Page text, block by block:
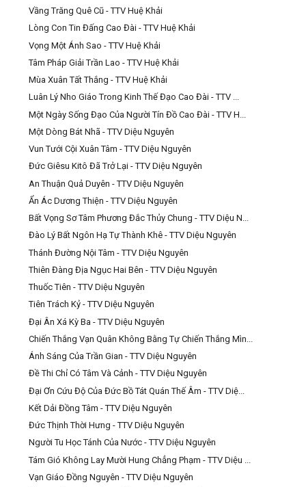
Vầng Trăng Quê Cũ - TTV Huệ Khải
Lòng Con Tin Đấng Cao Đài - TTV Huệ Khải
Vọng Một Ánh Sao - TTV Huệ Khải
Tâm Pháp Giải Trần Lao - TTV Huệ Khải
Mùa Xuân Tất Thắng - TTV Huệ Khải
Luân Lý Nho Giáo Trong Kinh Thế Đạo Cao Đài - TTV ...
Một Ngày Sống Đạo Của Người Tín Đồ Cao Đài - TTV H...
Một Dòng Bát Nhã - TTV Diệu Nguyên
Vun Tưới Cội Xuân Tâm - TTV Diệu Nguyên
Đức Giêsu Kitô Đã Trở Lại - TTV Diệu Nguyên
An Thuận Quả Duyên - TTV Diệu Nguyên
Ẩn Ác Dương Thiện - TTV Diệu Nguyên
Bất Vọng Sơ Tâm Phương Đắc Thủy Chung - TTV Diệu N...
Đào Lý Bất Ngôn Hạ Tự Thành Khê - TTV Diệu Nguyên
Thánh Đường Nội Tâm - TTV Diệu Nguyên
Thiên Đàng Địa Ngục Hai Bên - TTV Diệu Nguyên
Thuốc Tiên - TTV Diệu Nguyên
Tiên Trách Kỷ - TTV Diệu Nguyên
Đại Ân Xá Kỳ Ba - TTV Diệu Nguyên
Chiến Thắng Vạn Quân Không Bằng Tự Chiến Thắng Mìn...
Ánh Sáng Của Trần Gian - TTV Diệu Nguyên
Đề Thi Chỉ Có Tâm Và Cảnh - TTV Diệu Nguyên
Đại Ơn Cứu Độ Của Đức Bồ Tát Quán Thế Âm - TTV Diệ...
Kết Dải Đồng Tâm - TTV Diệu Nguyên
Đức Thịnh Thời Hưng - TTV Diệu Nguyên
Người Tu Học Tánh Của Nước - TTV Diệu Nguyên
Tám Gió Không Lay Mười Hung Chẳng Phạm - TTV Diệu ...
Vạn Giáo Đồng Nguyên - TTV Diệu Nguyên